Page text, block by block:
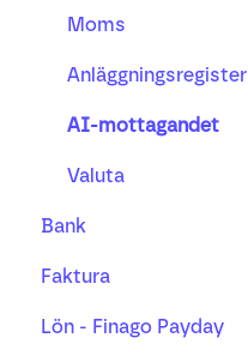
Lön
Busy tidsregistrering
Moms
Anläggningsregister
AI-mottagandet
Valuta
Bank
Bank
Bankavstämning
Faktura
Order
Lön - Finago Payday